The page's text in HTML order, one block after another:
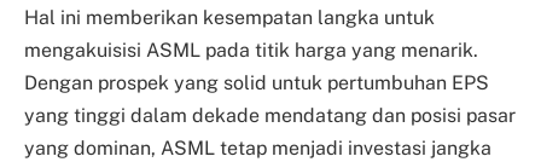
Hal ini memberikan kesempatan langka untuk
mengakuisisi ASML pada titik harga yang menarik.
Dengan prospek yang solid untuk pertumbuhan EPS
yang tinggi dalam dekade mendatang dan posisi pasar
yang dominan, ASML tetap menjadi investasi jangka